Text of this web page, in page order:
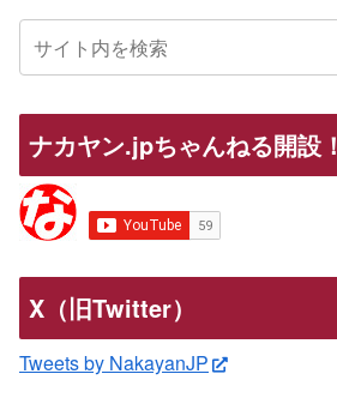
ナカヤン.jpちゃんねる開設！
X（旧Twitter）
Tweets by NakayanJP